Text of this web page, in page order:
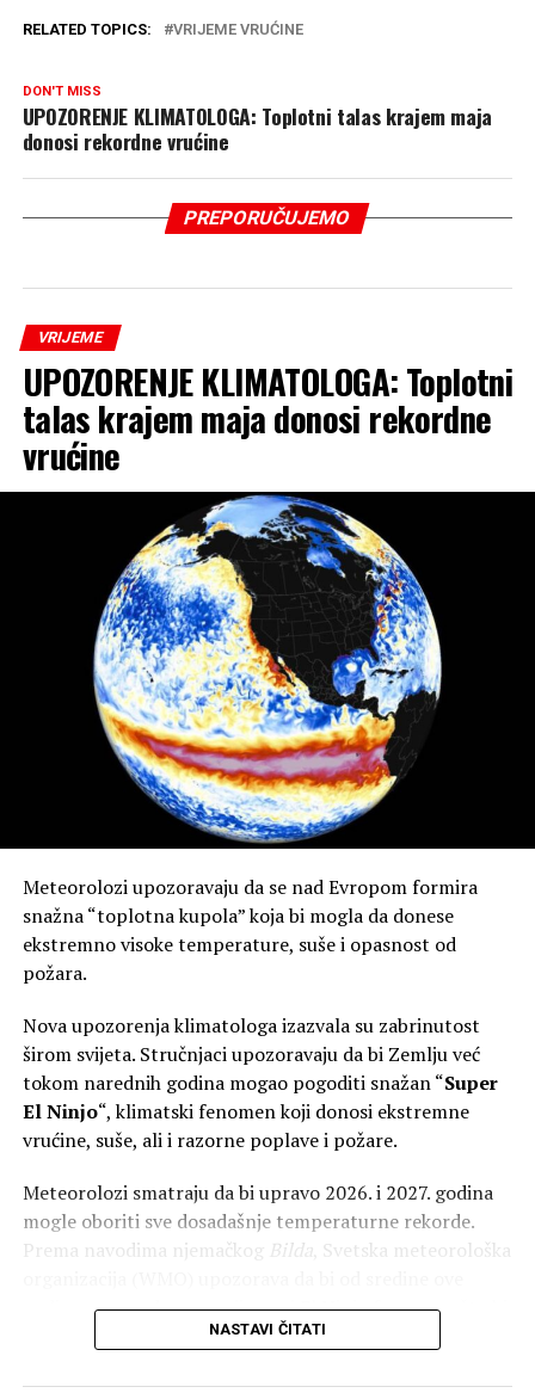
RELATED TOPICS: VRIJEME VRUĆINE
DON'T MISS
UPOZORENJE KLIMATOLOGA: Toplotni talas krajem maja
donosi rekordne vrućine
PREPORUČUJEMO
VRIJEME
UPOZORENJE KLIMATOLOGA: Toplotni
talas krajem maja donosi rekordne
vrućine
Meteorolozi upozoravaju da se nad Evropom formira
snažna “toplotna kupola” koja bi mogla da donese
ekstremno visoke temperature, suše i opasnost od
požara.
Nova upozorenja klimatologa izazvala su zabrinutost
širom svijeta. Stručnjaci upozoravaju da bi Zemlju već
tokom narednih godina mogao pogoditi snažan “Super
El Ninjo“, klimatski fenomen koji donosi ekstremne
vrućine, suše, ali i razorne poplave i požare.
Meteorolozi smatraju da bi upravo 2026. i 2027. godina
mogle oboriti sve dosadašnje temperaturne rekorde.
Prema navodima njemačkog Bilda, Svetska meteorološka
godine mogao da se razvije novi El Ninjo fenomen, što bi
moglo značajno uticati na temperature i obrasce
NASTAVI ČITATI